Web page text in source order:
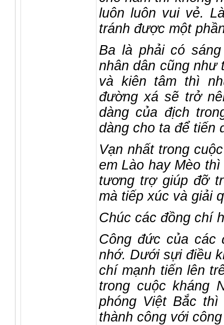
luôn luôn vui vẻ.
tránh được một
Ba là phải có
nhân dân cũng như
và kiên tâm thì
đường xá sẽ trở
dàng của địch
dàng cho ta để tiến
Vạn nhất trong
em Lào hay Mèo
tương trợ giúp đỡ
mà tiếp xúc và giải
Chúc các đồng chí
Công đức của các
nhớ. Dưới sựi điều
chí mạnh tiến lên
trong cuộc kháng
phóng Việt Bắc thì
thành công với